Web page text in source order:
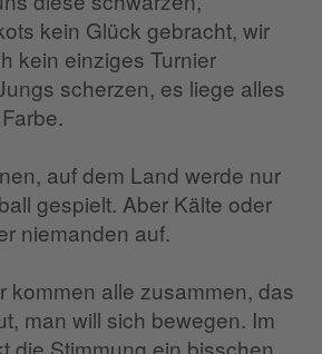
kein Glück gebracht, wir
kein einziges Turnier
scherzen, es liege alles
auf dem Land werde nur
gespielt. Aber Kälte oder
niemanden auf.
kommen alle zusammen, das
man will sich bewegen. Im
die Stimmung ein bisschen